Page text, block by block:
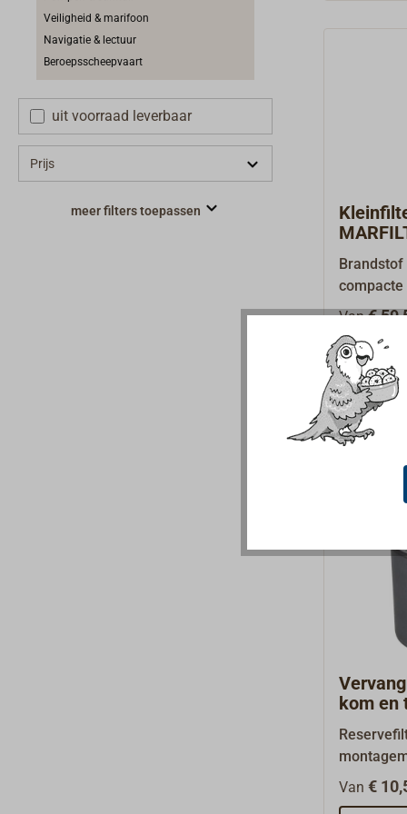
Veiligheid & marifoon
Navigatie & lectuur
Beroepsscheepvaart
uit voorraad leverbaar
Prijs
meer filters toepassen
Brandstof
uit
kijkglas.
twee
(kan
met
worden
kleine
Van€
kom en
Van €